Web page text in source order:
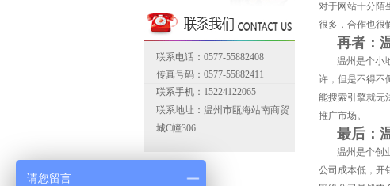
联系电话：0577-55882408
传真号码：0577-55882411
联系手机：15224122065
联系地址：温州市瓯海站南商贸
城C幢306
对于网站十分陌
很多，合作也很
再者：
温州是个小
许，但是不得不
能搜索引擎就无
推广市场。
最后：
温州是个创
公司成本低，开
请您留言